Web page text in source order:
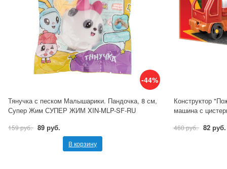
-44%
Тянучка с песком Малышарики. Пандочка, 8 см,
Супер Жим СУПЕР ЖИМ XIN-MLP-SF-RU
159 руб. 89 руб.
В корзину
Конструктор
машина с
460 руб. 82 руб.